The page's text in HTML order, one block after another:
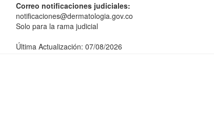
Correo notificaciones judiciales:
notificaciones@dermatologia.gov.co
Solo para la rama judicial
Última Actualización: 07/08/2026